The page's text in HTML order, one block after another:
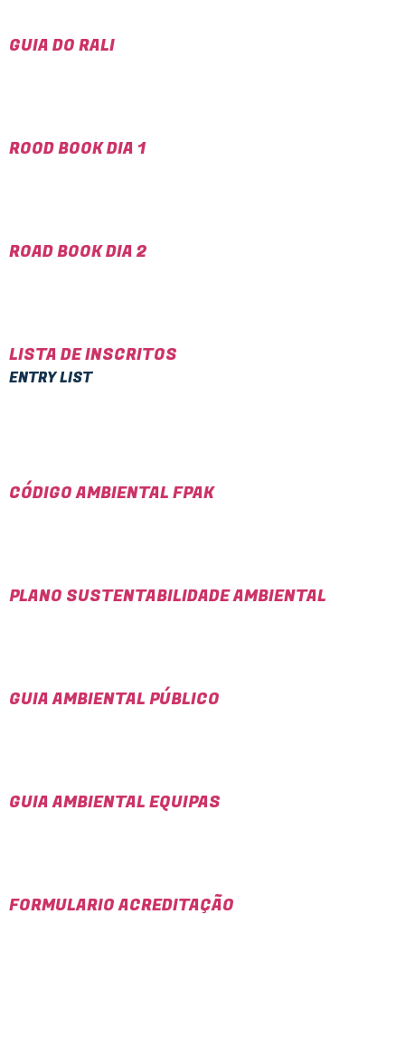
GUIA DO RALI
ROOD BOOK DIA 1
ROAD BOOK DIA 2
LISTA DE INSCRITOS
ENTRY LIST
CÓDIGO AMBIENTAL FPAK
PLANO SUSTENTABILIDADE AMBIENTAL
GUIA AMBIENTAL PÚBLICO
GUIA AMBIENTAL EQUIPAS
FORMULARIO ACREDITAÇÃO